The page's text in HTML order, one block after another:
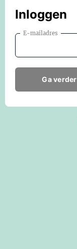
Inloggen
E-mailadres
Ga verder